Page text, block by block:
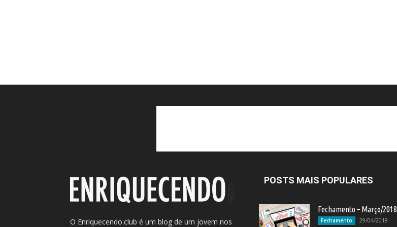
O Enriquecendo.club é um blog de um jovem nos
POSTS MAIS POPULARES
Fechamento – Março/2018
Fechamento 29/04/2018